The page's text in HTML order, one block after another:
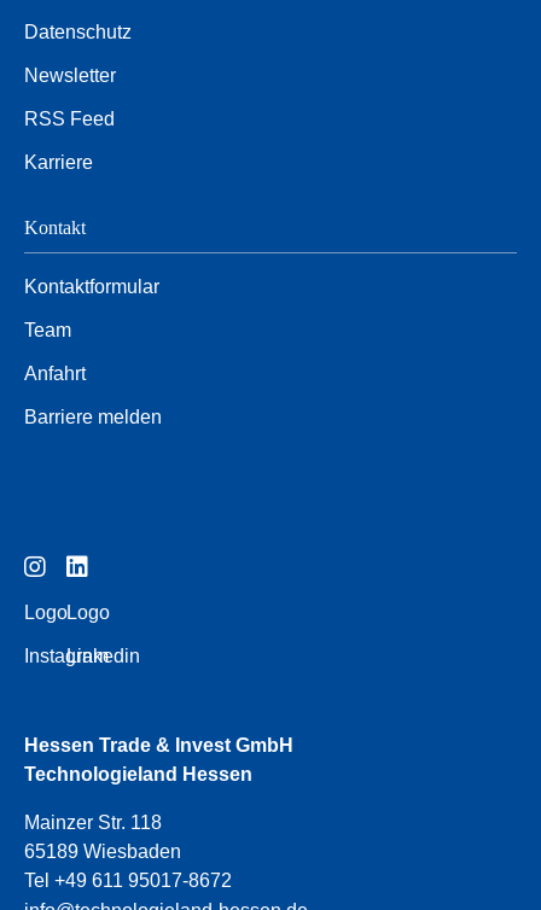
Datenschutz
Newsletter
RSS Feed
Karriere
Kontakt
Kontaktformular
Team
Anfahrt
Barriere melden
Logo
Instagram
Logo
Linkedin
Hessen Trade & Invest GmbH
Technologieland Hessen
Mainzer Str. 118
65189 Wiesbaden
Tel +49 611 95017-8672